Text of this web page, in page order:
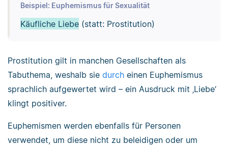
Beispiel: Euphemismus für Sexualität
Käufliche Liebe(statt: Prostitution)
Prostitution gilt in manchen Gesellschaften als
Tabuthema, weshalb sie durch einen Euphemismus
sprachlich aufgewertet wird – ein Ausdruck mit ‚Liebe‘
klingt positiver.
Euphemismen werden ebenfalls für Personen
verwendet, um diese nicht zu beleidigen oder um